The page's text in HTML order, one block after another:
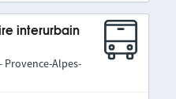
interurbain
Provence-Alpes-